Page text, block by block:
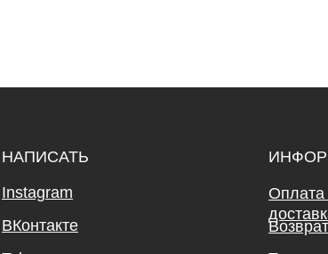
НАПИСАТЬ
Instagram
ВКонтакте
Оплата
Возврат